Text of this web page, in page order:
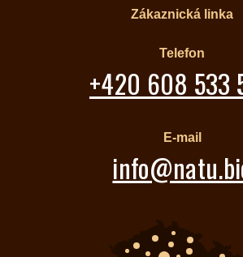
Zákaznická linka
Telefon
+420 608 533
E-mail